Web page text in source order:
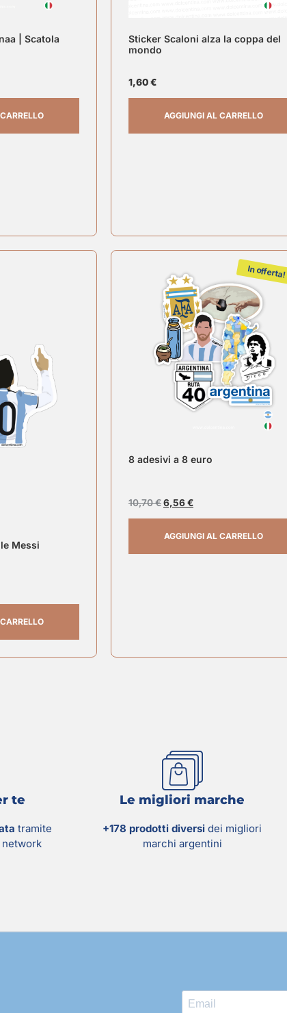
| Scatola
Sticker Scaloni alza la coppa del
mondo
1,60€
AGGIUNGI AL CARRELLO
Messi
In offerta!
8 adesivi a 8 euro
10,70€6,56€
AGGIUNGI AL CARRELLO
te
tramite
network
Le migliori marche
+178 prodotti diversi dei migliori
marchi argentini